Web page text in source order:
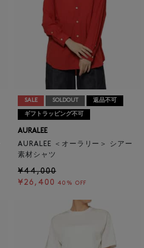
SALE SOLDOUT 返品不可
ギフトラッピング不可
AURALEE
AURALEE ＜オーラリー＞ シアー
素材シャツ
¥44,000
¥26,400 40% OFF